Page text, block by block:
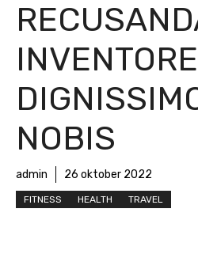
NOBIS
admin 26 oktober 2022
FITNESS HEALTH TRAVEL